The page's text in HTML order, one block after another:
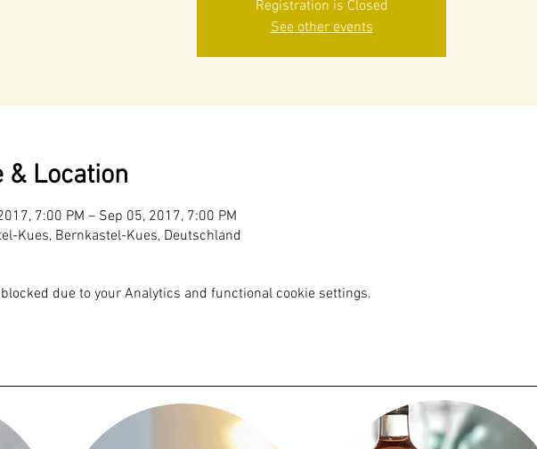
Registration is Closed
See other events
& Location
7:00 PM – Sep 05, 2017, 7:00 PM
Kues, Bernkastel-Kues, Deutschland
due to your Analytics and functional cookie settings.